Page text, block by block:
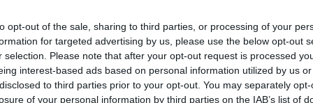
opt-out of the sale, sharing to third parties, or processing of your
for targeted advertising by us, please use the below opt-out
selection. Please note that after your opt-out request is processed
interest-based ads based on personal information utilized by us
to third parties prior to your opt-out. You may separately
of your personal information by third parties on the IAB’s list of
a környezet védelmére is tanít.
a WWF Magyarországgal és nemzeti parkokkal
életükben először mennek moziba, "első mozim"
és a WWF Magyarország vizes témájú,
a szervezők MTI-hez eljuttatott keddi